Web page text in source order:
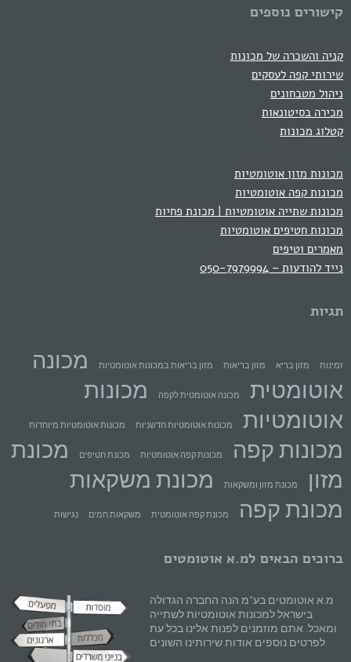
קישורים נוספים
קניה והשכרה של מכונות
שירותי קפה לעסקים
ניהול מטבחונים
מכירה בסיטונאות
קטלוג מכונות
מכונות מזון אוטומטיות
מכונות קפה אוטומטיות
מכונות שתייה אוטומטיות | מכונת פחיות
מכונות חטיפים אוטומטיות
מאמרים וטיפים
נייד להודעות – 050-7979994
תגיות
זמינות מזון בריא מזון בריאות מזון בריאות במכונות אוטומטיות
מכונה
אוטומטית
מכונה אוטומטית לקפה
מכונות
אוטומטיות
מכונות אוטומטיות חדשניות מכונות אוטומטיות מיוחדות
מכונות קפה מכונות קפה אוטומטיות מכונת חטיפים
מכונת
מזון
מכונת מזון ומשקאות
מכונת משקאות
מכונת קפה
מכונת קפה אוטומטית משקאות חמים נגישות
ברוכים הבאים למ.א אוטומטים
מ.א אוטומטים בע"מ הנה החברה הגדולה
בישראל למכונות אוטומטיות לשתייה
ומאכל. אתם מוזמנים לפנות אלינו בכל עת
לפרטים נוספים אודות שירותינו השונים.